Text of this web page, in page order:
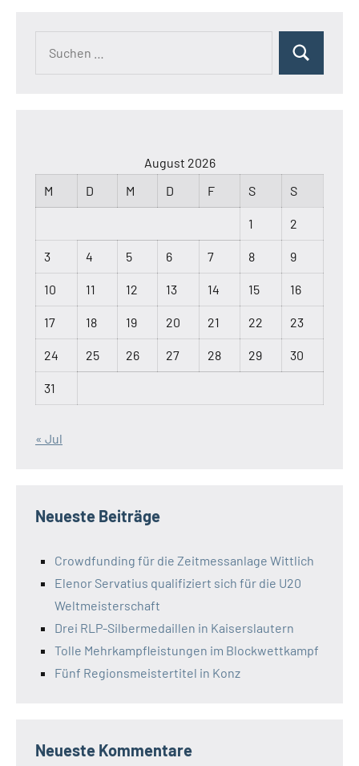
August 2026
M
D M D F S S
1 2
3 4 5 6 7 8 9
10 11 12 13 14 15 16
17 18 19 20 21 22 23
24 25 26 27 28 29 30
31
« Jul
Neueste Beiträge
Crowdfunding für die Zeitmessanlage Wittlich
Elenor Servatius qualifiziert sich für die U20
Weltmeisterschaft
Drei RLP-Silbermedaillen in Kaiserslautern
Tolle Mehrkampfleistungen im Blockwettkampf
Fünf Regionsmeistertitel in Konz
Neueste Kommentare